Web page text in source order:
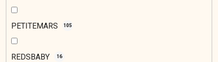
PETITEMARS 105
REDSBABY 16